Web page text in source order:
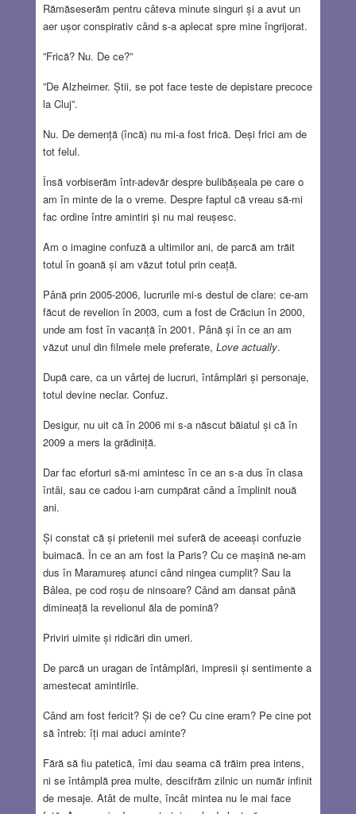
Rămăseserăm pentru câteva minute singuri și a avut un
aer ușor conspirativ când s-a aplecat spre mine îngrijorat.
”Frică? Nu. De ce?”
”De Alzheimer. Știi, se pot face teste de depistare precoce
la Cluj”.
Nu. De demență (încă) nu mi-a fost frică. Deși frici am de
tot felul.
Însă vorbiserăm într-adevăr despre bulibășeala pe care o
am în minte de la o vreme. Despre faptul că vreau să-mi
fac ordine între amintiri și nu mai reușesc.
Am o imagine confuză a ultimilor ani, de parcă am trăit
totul în goană și am văzut totul prin ceață.
Până prin 2005-2006, lucrurile mi-s destul de clare: ce-am
făcut de revelion în 2003, cum a fost de Crăciun în 2000,
unde am fost în vacanță în 2001. Până și în ce an am
văzut unul din filmele mele preferate, Love actually.
După care, ca un vârtej de lucruri, întâmplări și personaje,
totul devine neclar. Confuz.
Desigur, nu uit că în 2006 mi s-a născut băiatul și că în
2009 a mers la grădiniță.
Dar fac eforturi să-mi amintesc în ce an s-a dus în clasa
întâi, sau ce cadou i-am cumpărat când a împlinit nouă
ani.
Și constat că și prietenii mei suferă de aceeași confuzie
buimacă. În ce an am fost la Paris? Cu ce mașină ne-am
dus în Maramureș atunci când ningea cumplit? Sau la
Bâlea, pe cod roșu de ninsoare? Când am dansat până
dimineață la revelionul ăla de pomină?
Priviri uimite și ridicări din umeri.
De parcă un uragan de întâmplări, impresii și sentimente a
amestecat amintirile.
Când am fost fericit? Și de ce? Cu cine eram? Pe cine pot
să întreb: îți mai aduci aminte?
Fără să fiu patetică, îmi dau seama că trăim prea intens,
ni se întâmplă prea multe, descifrăm zilnic un număr infinit
de mesaje. Atât de multe, încât mintea nu le mai face